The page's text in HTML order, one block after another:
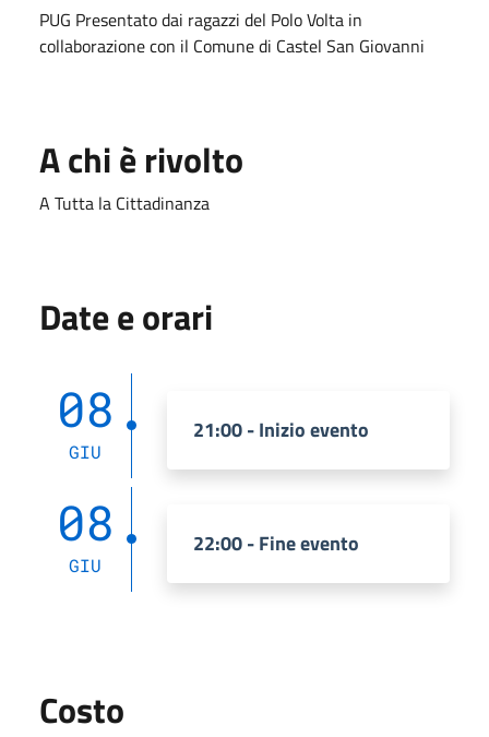
PUG Presentato dai ragazzi del Polo Volta in
collaborazione con il Comune di Castel San Giovanni
A chi è rivolto
A Tutta la Cittadinanza
Date e orari
08
GIU
21:00 - Inizio evento
08
GIU
22:00 - Fine evento
Costo